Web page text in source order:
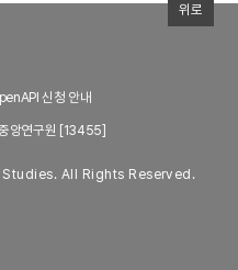
신청 안내
앙연구원 [13455]
All Rights Reserved.
위로